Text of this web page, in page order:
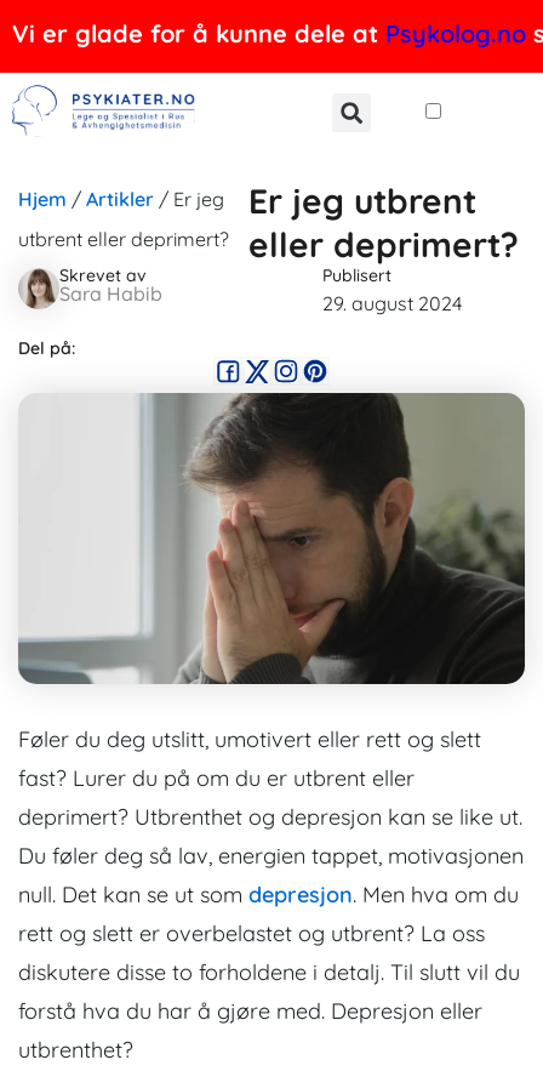
Hopp
til
innholdet
Vi er glade for å kunne dele at Psykolog.no
Hjem / Artikler / Er jeg
utbrent eller deprimert?
Er jeg utbrent
eller deprimert?
Skrevet av
Sara Habib
Publisert
29. august 2024
Del på:
Føler du deg utslitt, umotivert eller rett og slett
fast? Lurer du på om du er utbrent eller
deprimert? Utbrenthet og depresjon kan se like ut.
Du føler deg så lav, energien tappet, motivasjonen
null. Det kan se ut som depresjon. Men hva om du
rett og slett er overbelastet og utbrent? La oss
diskutere disse to forholdene i detalj. Til slutt vil du
forstå hva du har å gjøre med. Depresjon eller
utbrenthet?